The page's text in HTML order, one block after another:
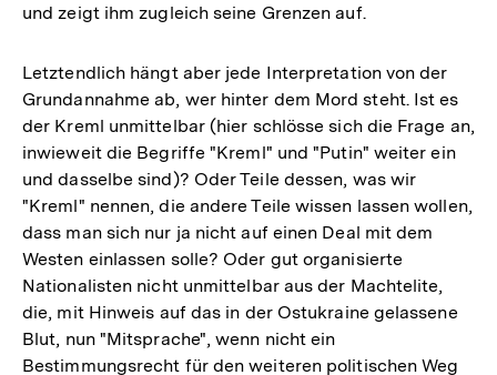
und zeigt ihm zugleich seine Grenzen auf.
Letztendlich hängt aber jede Interpretation von der
Grundannahme ab, wer hinter dem Mord steht. Ist es
der Kreml unmittelbar (hier schlösse sich die Frage an,
inwieweit die Begriffe "Kreml" und "Putin" weiter ein
und dasselbe sind)? Oder Teile dessen, was wir
"Kreml" nennen, die andere Teile wissen lassen wollen,
dass man sich nur ja nicht auf einen Deal mit dem
Westen einlassen solle? Oder gut organisierte
Nationalisten nicht unmittelbar aus der Machtelite,
die, mit Hinweis auf das in der Ostukraine gelassene
Blut, nun "Mitsprache", wenn nicht ein
Bestimmungsrecht für den weiteren politischen Weg